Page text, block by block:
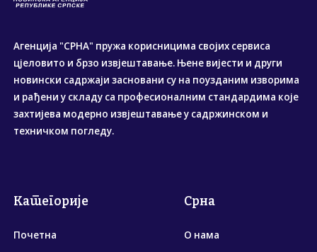
Агенција "СРНА" пружа корисницима својих сервиса
цјеловито и брзо извјештавање. Њене вијести и други
новински садржаји засновани су на поузданим изворима
и рађени у складу са професионалним стандардима које
захтијева модерно извјештавање у садржинском и
техничком погледу.
Категорије
Почетна
Срна
О нама